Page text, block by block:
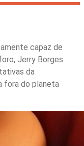
capaz de
Jerry Borges
da
fora do planeta